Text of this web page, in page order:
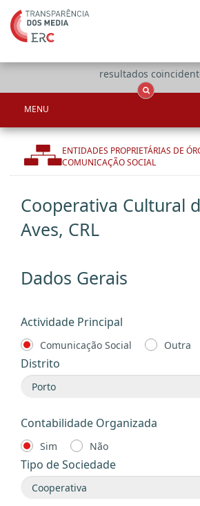
resultados
MENU
ENTIDADES PROPRIETÁRIAS DE
COMUNICAÇÃO SOCIAL
Cooperativa Cultural
Aves, CRL
Dados Gerais
Actividade Principal
Comunicação Social Outra
Distrito
Contabilidade Organizada
Sim Não
Tipo de Sociedade